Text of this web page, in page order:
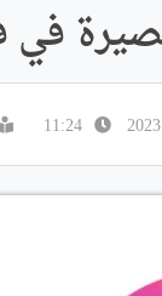
11:24